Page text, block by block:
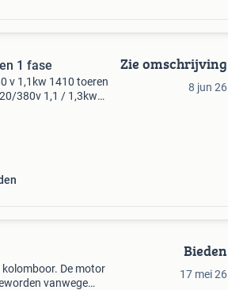
1 fase
v 1,1kw 1410 toeren
380v 1,1 / 1,3kw
Zie omschrijving
8 jun 26
De motor
vanwege
Bieden
17 mei 26